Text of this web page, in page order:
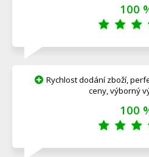
100
Rychlost dodání zboží,
ceny, výborný
100